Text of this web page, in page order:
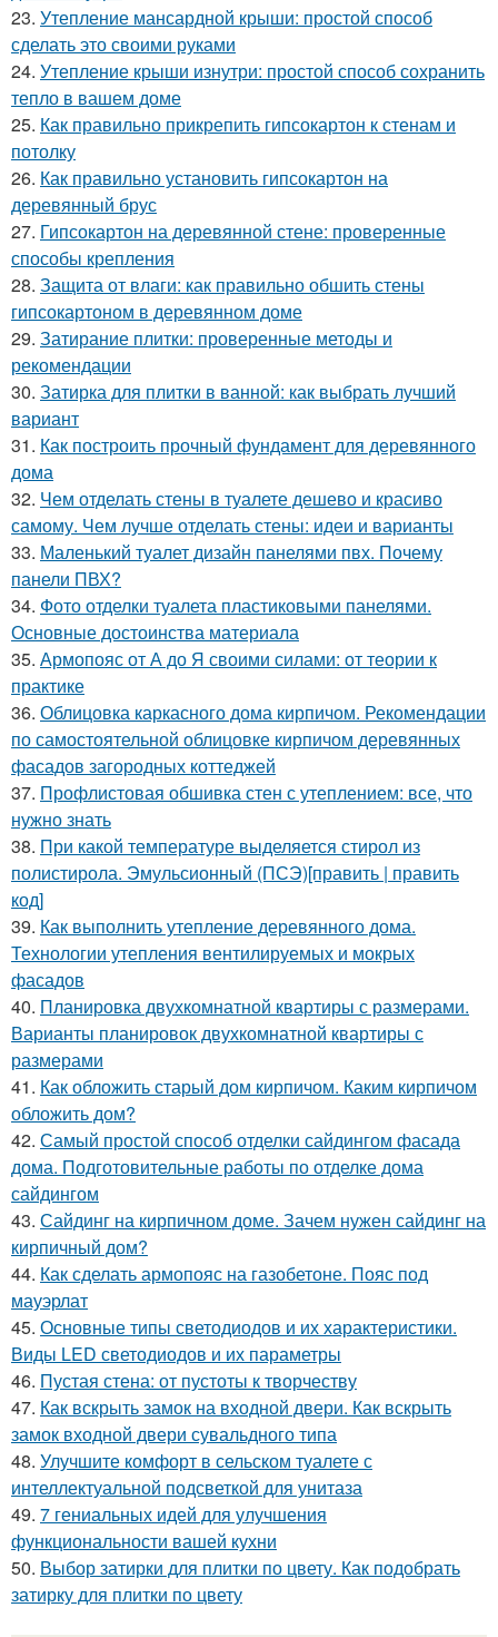
23. Утепление мансардной крыши: простой способ
сделать это своими руками
24. Утепление крыши изнутри: простой способ сохранить
тепло в вашем доме
25. Как правильно прикрепить гипсокартон к стенам и
потолку
26. Как правильно установить гипсокартон на
деревянный брус
27. Гипсокартон на деревянной стене: проверенные
способы крепления
28. Защита от влаги: как правильно обшить стены
гипсокартоном в деревянном доме
29. Затирание плитки: проверенные методы и
рекомендации
30. Затирка для плитки в ванной: как выбрать лучший
вариант
31. Как построить прочный фундамент для деревянного
дома
32. Чем отделать стены в туалете дешево и красиво
самому. Чем лучше отделать стены: идеи и варианты
33. Маленький туалет дизайн панелями пвх. Почему
панели ПВХ?
34. Фото отделки туалета пластиковыми панелями.
Основные достоинства материала
35. Армопояс от А до Я своими силами: от теории к
практике
36. Облицовка каркасного дома кирпичом. Рекомендации
по самостоятельной облицовке кирпичом деревянных
фасадов загородных коттеджей
37. Профлистовая обшивка стен с утеплением: все, что
нужно знать
38. При какой температуре выделяется стирол из
полистирола. Эмульсионный (ПСЭ)[править | править
код]
39. Как выполнить утепление деревянного дома.
Технологии утепления вентилируемых и мокрых
фасадов
40. Планировка двухкомнатной квартиры с размерами.
Варианты планировок двухкомнатной квартиры с
размерами
41. Как обложить старый дом кирпичом. Каким кирпичом
обложить дом?
42. Самый простой способ отделки сайдингом фасада
дома. Подготовительные работы по отделке дома
сайдингом
43. Сайдинг на кирпичном доме. Зачем нужен сайдинг на
кирпичный дом?
44. Как сделать армопояс на газобетоне. Пояс под
мауэрлат
45. Основные типы светодиодов и их характеристики.
Виды LED светодиодов и их параметры
46. Пустая стена: от пустоты к творчеству
47. Как вскрыть замок на входной двери. Как вскрыть
замок входной двери сувальдного типа
48. Улучшите комфорт в сельском туалете с
интеллектуальной подсветкой для унитаза
49. 7 гениальных идей для улучшения
функциональности вашей кухни
50. Выбор затирки для плитки по цвету. Как подобрать
затирку для плитки по цвету